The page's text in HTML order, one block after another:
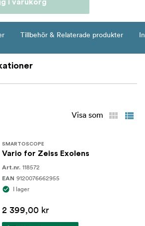
i varukorg
Tillbehör & Relaterade produkter
Visa som
SMARTOSCOPE
Vario for Zeiss Exolens
Art.nr. 118572
EAN 9120076662955
I lager
2 399,00 kr